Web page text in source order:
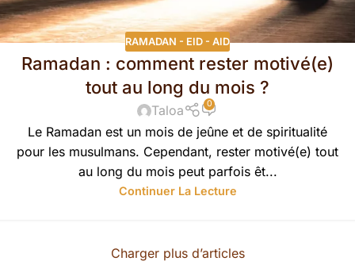
RAMADAN - EID - AID
Ramadan : comment rester motivé(e)
tout au long du mois ?
Taloa 0
Le Ramadan est un mois de jeûne et de spiritualité
pour les musulmans. Cependant, rester motivé(e) tout
au long du mois peut parfois êt...
Continuer La Lecture
Charger plus d’articles